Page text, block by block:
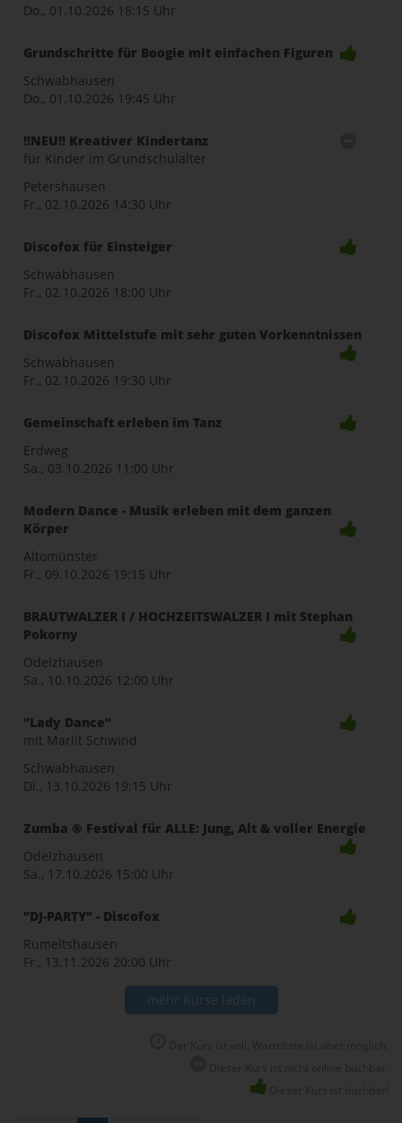
Do., 01.10.2026 18:15 Uhr
Grundschritte für Boogie mit einfachen Figuren
Schwabhausen
Do., 01.10.2026 19:45 Uhr
!!NEU!! Kreativer Kindertanz
für Kinder im Grundschulalter
Petershausen
Fr., 02.10.2026 14:30 Uhr
Discofox für Einsteiger
Schwabhausen
Fr., 02.10.2026 18:00 Uhr
Discofox Mittelstufe mit sehr guten Vorkenntnissen
Schwabhausen
Fr., 02.10.2026 19:30 Uhr
Gemeinschaft erleben im Tanz
Erdweg
Sa., 03.10.2026 11:00 Uhr
Modern Dance - Musik erleben mit dem ganzen
Körper
Altomünster
Fr., 09.10.2026 19:15 Uhr
BRAUTWALZER I / HOCHZEITSWALZER I mit Stephan
Pokorny
Odelzhausen
Sa., 10.10.2026 12:00 Uhr
"Lady Dance"
mit Marlit Schwind
Schwabhausen
Di., 13.10.2026 19:15 Uhr
Zumba ® Festival für ALLE: Jung, Alt & voller Energie
Odelzhausen
Sa., 17.10.2026 15:00 Uhr
"DJ-PARTY" - Discofox
Rumeltshausen
Fr., 13.11.2026 20:00 Uhr
mehr Kurse laden